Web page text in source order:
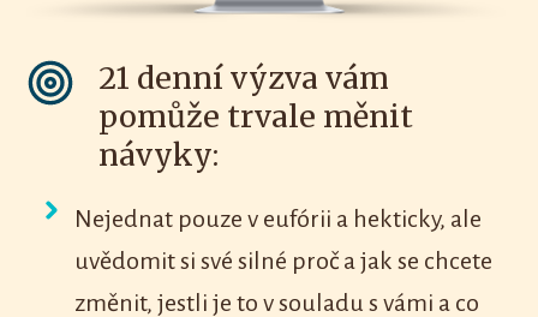
21 denní výzva vám
pomůže trvale měnit
návyky:
Nejednat pouze v eufórii a hekticky, ale
uvědomit si své silné proč a jak se chcete
změnit, jestli je to v souladu s vámi a co